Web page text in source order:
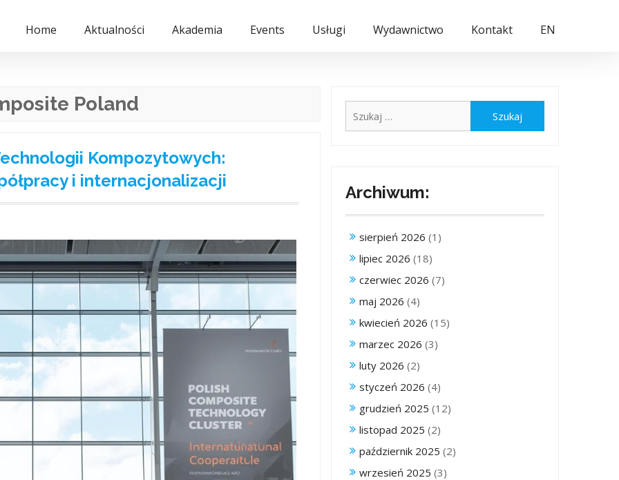
Home Aktualności Akademia Events Usługi Wydawnictwo Kontakt EN
Poland
Kompozytowych:
i internacjonalizacji
Archiwum:
sierpień 2026 (1)
lipiec 2026 (18)
czerwiec 2026 (7)
maj 2026 (4)
kwiecień 2026 (15)
marzec 2026 (3)
luty 2026 (2)
styczeń 2026 (4)
grudzień 2025 (12)
listopad 2025 (2)
październik 2025 (2)
wrzesień 2025 (3)